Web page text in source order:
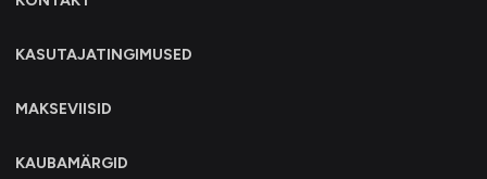
KASUTAJATINGIMUSED
MAKSEVIISID
KAUBAMÄRGID